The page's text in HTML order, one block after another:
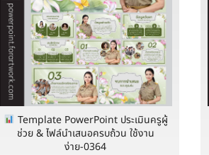
Template PowerPoint ประเมินครูผู้
ช่วย & ไฟล์นำเสนอครบถ้วน ใช้งาน
ง่าย-0364